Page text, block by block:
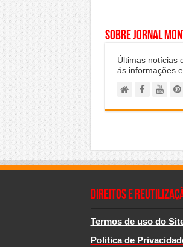
Sobre Jornal
Últimas notícias
ás informações
Direitos e
Termos de uso do
Politica de